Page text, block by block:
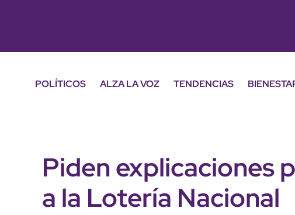
POLÍTICOS ALZA LA VOZ TENDENCIAS
Piden explicaciones
a la Lotería Nacional